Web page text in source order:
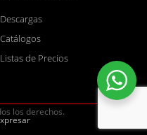
Descargas
Catálogos
Listas de Precios
los derechos.